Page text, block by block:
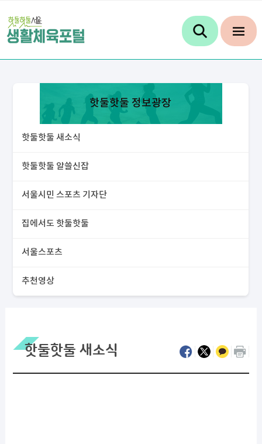
핫둘핫둘 정보광장
핫둘핫둘 새소식
핫둘핫둘 알쓸신잡
서울시민 스포츠 기자단
집에서도 핫둘핫둘
서울스포츠
추천영상
핫둘핫둘 새소식